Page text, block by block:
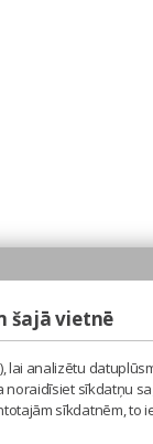
šajā vietnē
lai analizētu
noraidīsiet sīkdatņu
sīkdatnēm,